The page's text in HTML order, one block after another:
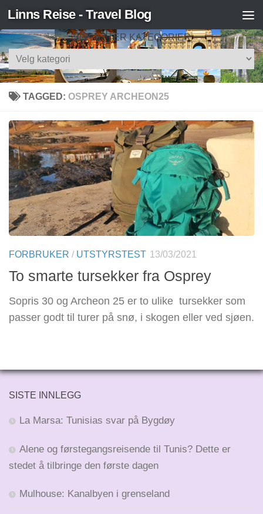
Skip to content
Linns Reise - Travel Blog
SØK ETTER KATEGORIER
Søk
etter
TAGGED: OSPREY ARCHEON25
FORBRUKER / UTSTYRSTEST 13/03/2021
To smarte tursekker fra Osprey
Sopris 30 og Archeon 25 er to ulike tursekker som
passer godt til turer på snø, i skogen eller ved sjøen.
SISTE INNLEGG
La Marsa: Tunisias svar på Bygdøy
Alene og førstegangsreisende til Tunis? Dette er
stedet å tilbringe den første dagen
Mulhouse: Kanalbyen i grenseland